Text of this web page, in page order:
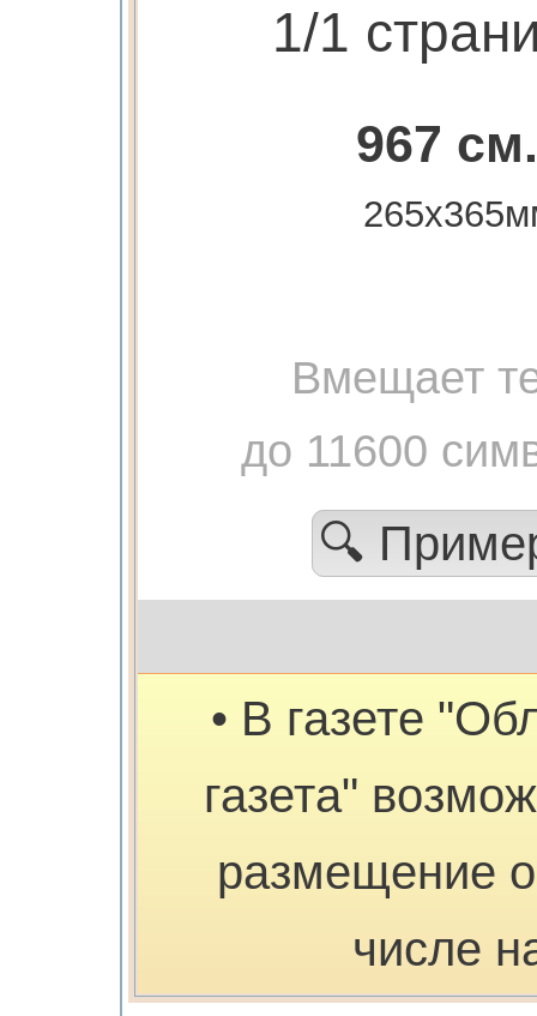
1/1
967 см.
Вмещает
до 11600
🔍
• В газете
газета"
размещение
числе